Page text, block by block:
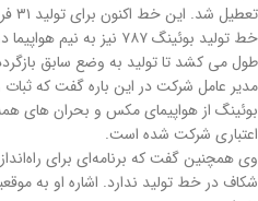
تعطیل شد. این خط اکنون برای تولید ۳۱ فروند ۷۳۷ در ماه طراحی شده است.
خط تولید بوئینگ ۷۸۷ نیز
طول می کشد تا تولید به وضع سابق
مدیر عامل شرکت در این باره گفت که ثبات
بوئینگ از هواپیمای مکس و بحران های
اعتباری شرکت شده است.
وی همچنین گفت که برنامه‌ای برای